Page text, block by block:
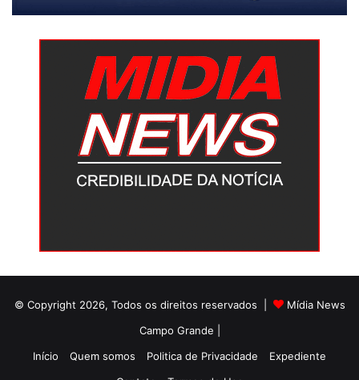
© Copyright 2026, Todos os direitos reservados |
Mídia News
Campo Grande |
Início
Quem somos Politica de Privacidade
Expediente